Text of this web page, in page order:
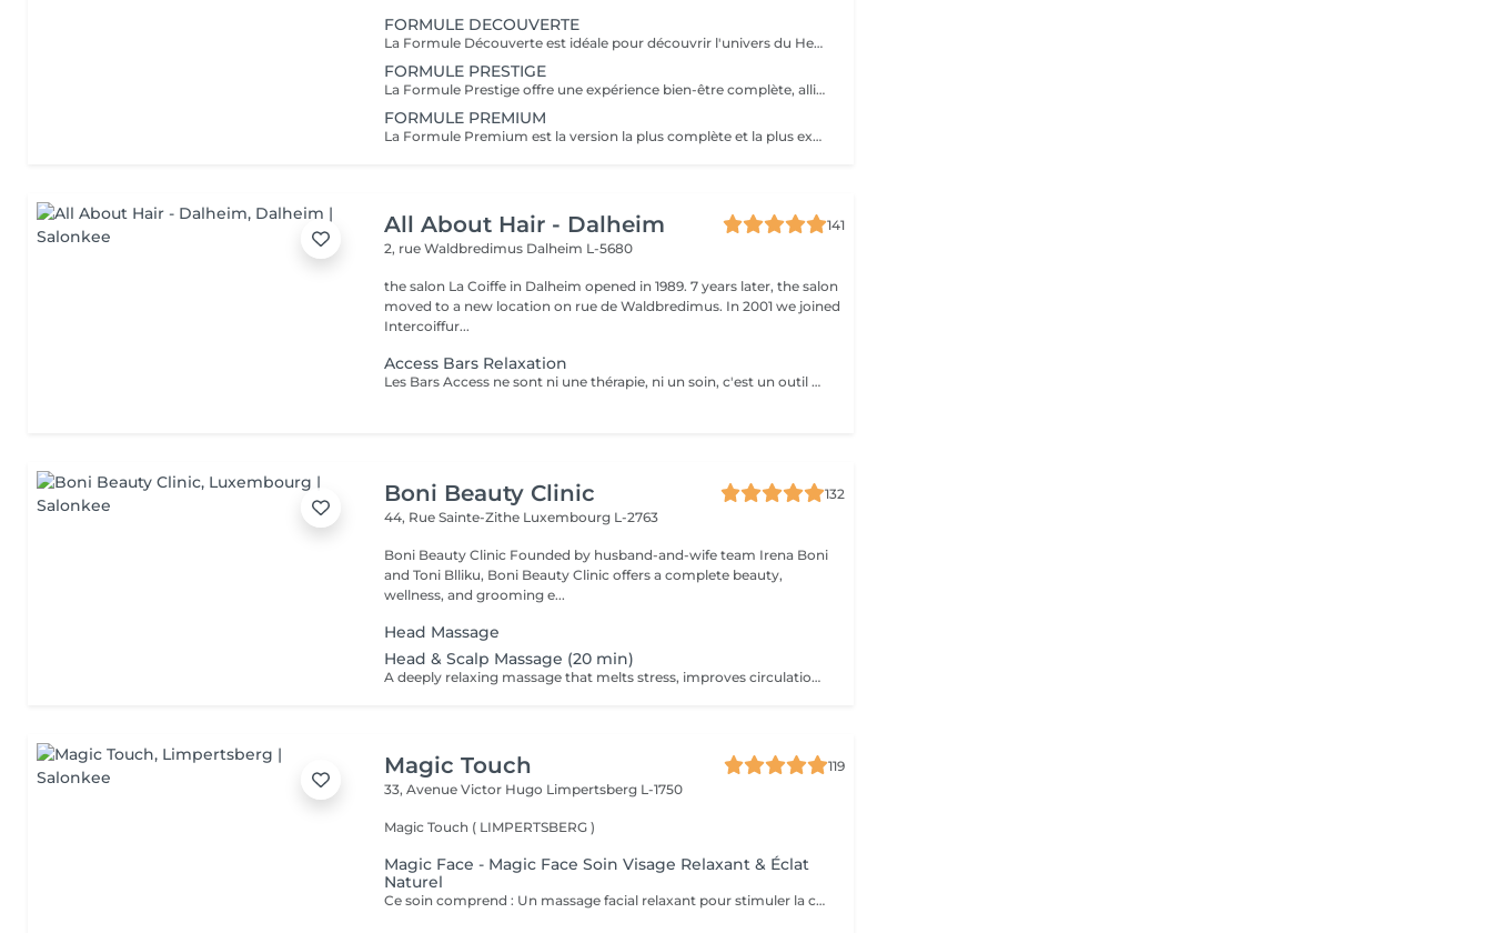
FORMULE DECOUVERTE
La Formule Découverte est idéale pour découvrir l'univers du Head Spa et s'offrir un véritable moment de détente. Ce soin associe massage crânien par acupression, diffusion d'eau sous arche et ambiance sensorielle apaisante pour libérer les tensions et favoriser le lâcher-prise. Le cuir chevelu est revitalisé, l'esprit apaisé et les cheveux retrouvent douceur et légèreté. Le séchage des cheveux est inclus à la fin de la prestation. Parfaite pour une première expérience relaxante.
FORMULE PRESTIGE
La Formule Prestige offre une expérience bien-être complète, alliant soin du cuir chevelu, détente capillaire et soin du visage. Grâce à des techniques manuelles ciblées et à une atmosphère enveloppante, cette formule procure une relaxation profonde tout en sublimant la peau et les cheveux. Elle permet de relâcher les tensions, d'améliorer la circulation et de retrouver une sensation d'équilibre et d'harmonie. Le séchage des cheveux est inclus. Idéale pour s'accorder un moment de bien-être global.
FORMULE PREMIUM
La Formule Premium est la version la plus complète et la plus exclusive de l'expérience Head Spa. Elle reprend tous les bienfaits de la Formule Prestige, avec un soin visage complet, un soin capillaire approfondi et une relaxation globale, tout en y ajoutant un gommage du cuir chevelu, une diffusion de vapeur et un massage spécifique réalisé pendant le temps de pause. La vapeur permet d'optimiser l'efficacité des soins, de détendre les muscles en profondeur et de renforcer les bienfaits du massage crânien. Chaque étape est pensée pour offrir un moment d'exception, alliant performance, confort et lâcher-prise total. Le séchage des cheveux est inclus. Recommandée pour vivre l'expérience Head Spa dans sa version la plus luxueuse.
All About Hair - Dalheim
141
2, rue Waldbredimus Dalheim L-5680
the salon La Coiffe in Dalheim opened in 1989. 7 years later, the salon
moved to a new location on rue de Waldbredimus. In 2001 we joined
Intercoiffur...
Access Bars Relaxation
Les Bars Access ne sont ni une thérapie, ni un soin, c'est un outil qui favorise le fameux « lâcher-prise ». La stimulation de ces points entraîne un relâchement des blocages mentaux, provoque une relaxation intense et lorsque touchés doucement, ils relâchent sans effort, tout ce qui empêche de recevoir.
Boni Beauty Clinic
132
44, Rue Sainte-Zithe Luxembourg L-2763
Boni Beauty Clinic Founded by husband-and-wife team Irena Boni
and Toni Blliku, Boni Beauty Clinic offers a complete beauty,
wellness, and grooming e...
Head Massage
Head & Scalp Massage (20 min)
A deeply relaxing massage that melts stress, improves circulation, and leaves you recharged and focused. Indulge in luxury, even on your lunch break. Quick, effective treatments designed to refresh your face, mind, and mood all within 30 to 60 minutes. Ideal for: Professionals, busy moms, and anyone seeking a touch of luxury between meetings. Available weekdays from 11:30 to 14:30
Magic Touch
119
33, Avenue Victor Hugo Limpertsberg L-1750
Magic Touch ( LIMPERTSBERG )
Magic Face - Magic Face Soin Visage Relaxant & Éclat
Naturel
Ce soin comprend : Un massage facial relaxant pour stimuler la circulation sanguine, détendre les traits du visage et favoriser l'éclat naturel de la peau. Une exfoliation douce pour éliminer les cellules mortes et affiner le grain de peau. Une hydratation profonde pour nourrir et revitaliser la peau. Un masque à l'argile adapté à votre peau pour purifier, apaiser et redonner de l'éclat au teint. Les bienfaits : Peau plus douce et lumineuse Teint frais et éclatant Réduction des signes de fatigue Sensation profonde de détente et de bien-être Amélioration de la circulation et de l'oxygénation de la peau Prenez un moment pour vous et laissez votre peau retrouver tout son éclat naturel.